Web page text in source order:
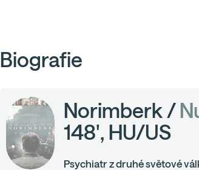
Biografie
Norimberk /
148', HU/US
Psychiatr z druhé světové